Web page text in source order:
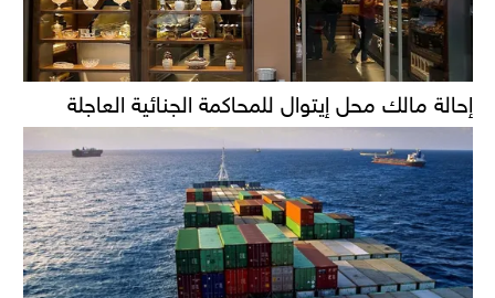
إحالة مالك محل إيتوال للمحاكمة الجنائية العاجلة